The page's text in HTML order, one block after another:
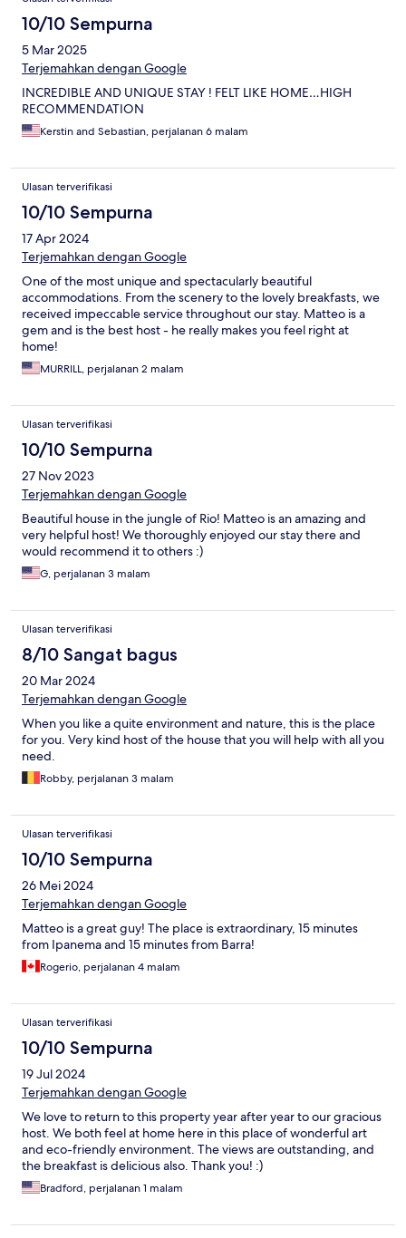
10/10 Sempurna
5 Mar 2025
Terjemahkan dengan Google
INCREDIBLE AND UNIQUE STAY ! FELT LIKE HOME…HIGH
RECOMMENDATION
Kerstin and Sebastian, perjalanan 6 malam
Ulasan terverifikasi
10/10 Sempurna
17 Apr 2024
Terjemahkan dengan Google
One of the most unique and spectacularly beautiful
accommodations. From the scenery to the lovely breakfasts, we
received impeccable service throughout our stay. Matteo is a
gem and is the best host - he really makes you feel right at
home!
MURRILL, perjalanan 2 malam
Ulasan terverifikasi
10/10 Sempurna
27 Nov 2023
Terjemahkan dengan Google
Beautiful house in the jungle of Rio! Matteo is an amazing and
very helpful host! We thoroughly enjoyed our stay there and
would recommend it to others :)
G, perjalanan 3 malam
Ulasan terverifikasi
8/10 Sangat bagus
20 Mar 2024
Terjemahkan dengan Google
When you like a quite environment and nature, this is the place
for you. Very kind host of the house that you will help with all you
need.
Robby, perjalanan 3 malam
Ulasan terverifikasi
10/10 Sempurna
26 Mei 2024
Terjemahkan dengan Google
Matteo is a great guy! The place is extraordinary, 15 minutes
from Ipanema and 15 minutes from Barra!
Rogerio, perjalanan 4 malam
Ulasan terverifikasi
10/10 Sempurna
19 Jul 2024
Terjemahkan dengan Google
We love to return to this property year after year to our gracious
host. We both feel at home here in this place of wonderful art
and eco-friendly environment. The views are outstanding, and
the breakfast is delicious also. Thank you! :)
Bradford, perjalanan 1 malam